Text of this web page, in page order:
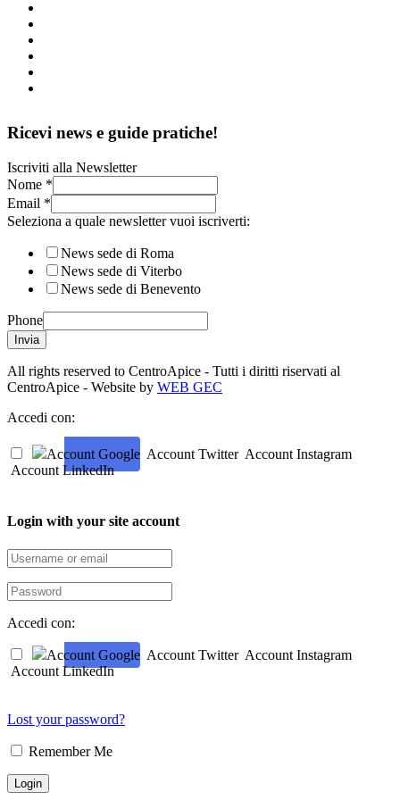
Ricevi news e guide pratiche!
Iscriviti alla Newsletter
Nome *
Email *
Seleziona a quale newsletter vuoi iscriverti:
News sede di Roma
News sede di Viterbo
News sede di Benevento
Phone
Invia
All rights reserved to CentroApice - Tutti i diritti riservati al
CentroApice - Website by WEB GEC
Accedi con:
Account Google Account Twitter Account Instagram
Account LinkedIn
Login with your site account
Accedi con:
Account Google Account Twitter Account Instagram
Account LinkedIn
Lost your password?
Remember Me